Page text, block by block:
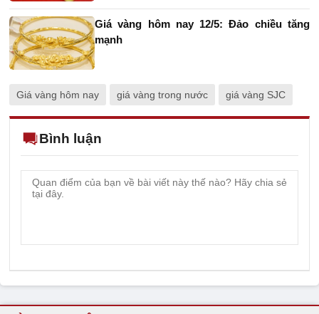
Giá vàng hôm nay 12/5: Đảo chiều tăng
mạnh
Giá vàng hôm nay giá vàng trong nước giá vàng SJC
Bình luận